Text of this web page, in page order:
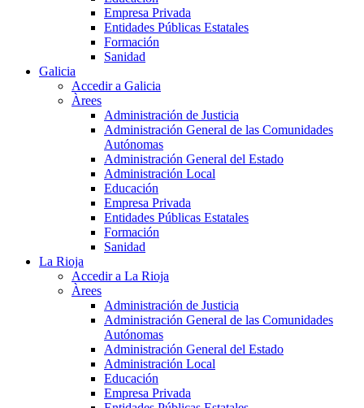
Empresa Privada
Entidades Públicas Estatales
Formación
Sanidad
Galicia
Accedir a Galicia
Àrees
Administración de Justicia
Administración General de las Comunidades
Autónomas
Administración General del Estado
Administración Local
Educación
Empresa Privada
Entidades Públicas Estatales
Formación
Sanidad
La Rioja
Accedir a La Rioja
Àrees
Administración de Justicia
Administración General de las Comunidades
Autónomas
Administración General del Estado
Administración Local
Educación
Empresa Privada